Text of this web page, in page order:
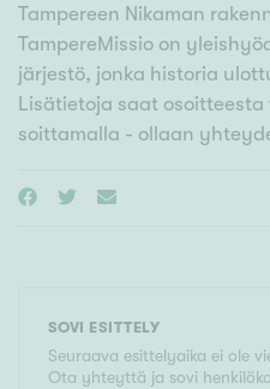
Tampereen Nikaman
TampereMissio on
järjestö, jonka historia
Lisätietoja saat
soittamalla - ollaan
SOVI ESITTELY
Seuraava esittelyaika ei ole
Ota yhteyttä ja sovi